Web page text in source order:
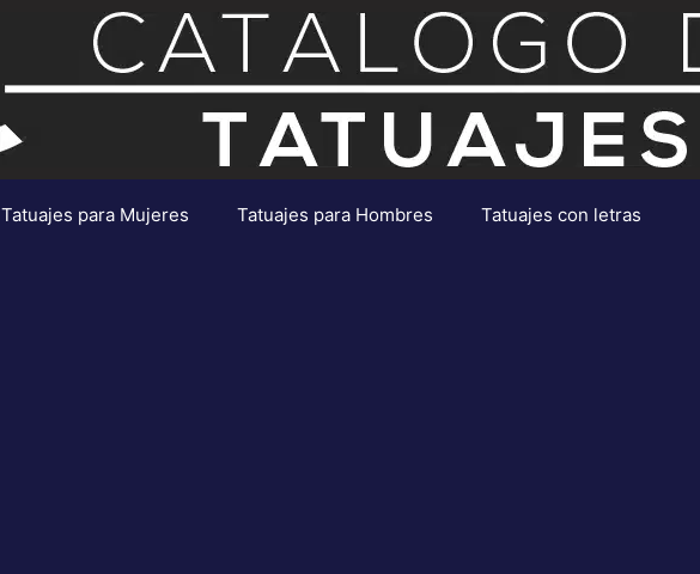
Tatuajes para Mujeres Tatuajes para Hombres Tatuajes con letras